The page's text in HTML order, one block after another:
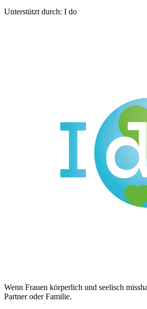
Unterstützt durch: I do
Wenn Frauen körperlich und seelisch
Partner oder Familie.